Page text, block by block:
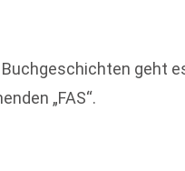
geht
„FAS“.